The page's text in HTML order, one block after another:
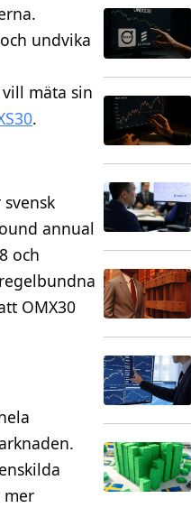
undvika
mäta sin
.
annual
och
OMX30
mer